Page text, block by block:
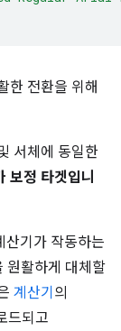
한 전환을 위해
서체에 동일한
보정 타겟입니
기가 작동하는
원활하게 대체할
계산기 의
드되고